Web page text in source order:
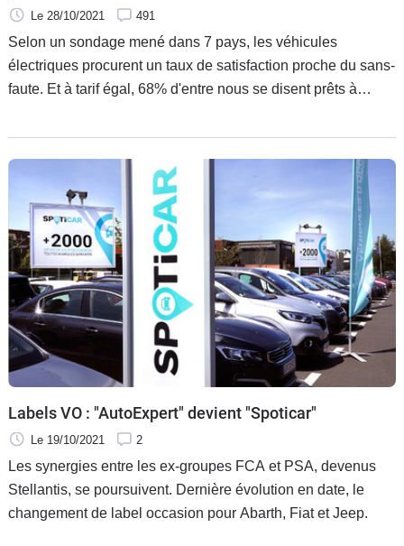
Le 28/10/2021 491
Selon un sondage mené dans 7 pays, les véhicules
électriques procurent un taux de satisfaction proche du sans-
faute. Et à tarif égal, 68% d'entre nous se disent prêts à
Labels VO : "AutoExpert" devient "Spoticar"
Le 19/10/2021 2
Les synergies entre les ex-groupes FCA et PSA, devenus
Stellantis, se poursuivent. Dernière évolution en date, le
changement de label occasion pour Abarth, Fiat et Jeep.